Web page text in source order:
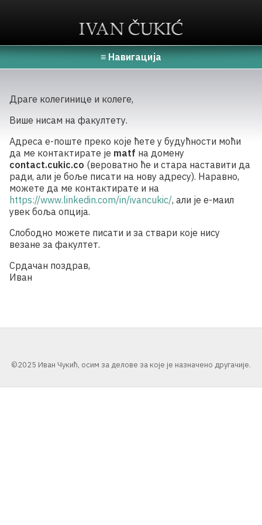
≡ Навигација
Драге колегинице и колеге,
Више нисам на факултету.
Адреса е-поште преко које ћете у будућности моћи
да ме контактирате је matf на домену
contact.cukic.co (вероватно ће и стара наставити да
ради, али је боље писати на нову адресу). Наравно,
можете да ме контактирате и на
https://www.linkedin.com/in/ivancukic/, али је е-маил
увек боља опција.
Слободно можете писати и за ствари које нису
везане за факултет.
Срдачан поздрав,
Иван
©2025 Иван Чукић, осим за делове за које је назначено другачије.